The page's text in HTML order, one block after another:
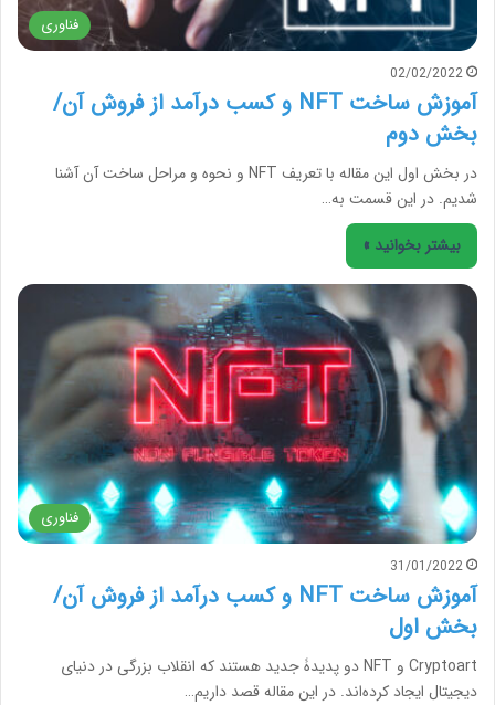
فناوری
02/02/2022
آموزش ساخت NFT و کسب درآمد از فروش آن/
بخش دوم
در بخش اول این مقاله با تعریف NFT و نحوه و مراحل ساخت آن آشنا
شدیم. در این قسمت به…
بیشتر بخوانید »
فناوری
31/01/2022
آموزش ساخت NFT و کسب درآمد از فروش آن/
بخش اول
Cryptoart و NFT دو پدیدۀ جدید هستند که انقلاب بزرگی در دنیای
دیجیتال ایجاد کرده‌اند. در این مقاله قصد داریم…